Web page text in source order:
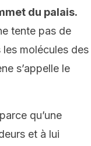
du palais.
tente pas de
molécules des
s’appelle le
qu’une
et à lui